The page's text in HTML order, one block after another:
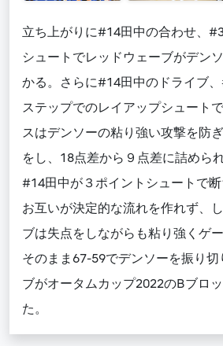
立ち上がりに#14田中の合わせ、
シュートでレッドウェーブがデン
かる。さらに#14田中のドライブ
ステップでのレイアップシュート
スはデンソーの粘り強い攻撃を防
をし、18点差から９点差に詰めら
#14田中が３ポイントシュートで
お互いが決定的な流れを作れず、
ブは失点をしながらも粘り強くゲ
そのまま67-59でデンソーを振り
ブがオータムカップ2022のBブロ
た。